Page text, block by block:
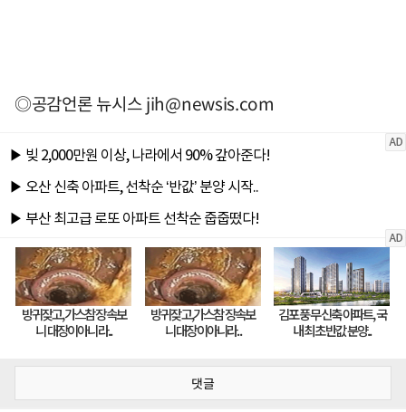
◎공감언론 뉴시스jih@newsis.com
댓글